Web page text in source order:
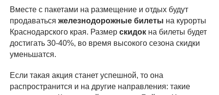
Вместе с пакетами на размещение и отдых будут
продаваться железнодорожные билеты на курорты
Краснодарского края. Размер скидок на билеты будет
достигать 30-40%, во время высокого сезона скидки
уменьшатся.
Если такая акция станет успешной, то она
распространится и на другие направления: такие